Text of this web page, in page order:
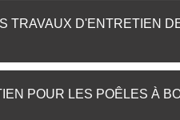
TRAVAUX D'ENTRETIEN
POUR LES POÊLES À